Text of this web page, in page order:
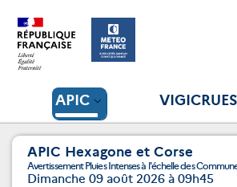
APIC
APIC Hexagone et Corse
Avertissement Pluies Intenses à l'échelle des
Dimanche 09 août 2026 à 09h45